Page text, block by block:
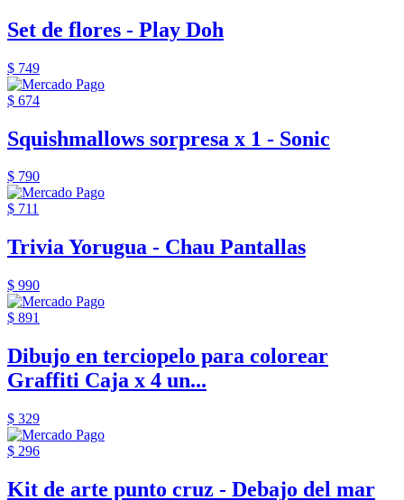
Set de flores - Play Doh
$ 749
$ 674
Squishmallows sorpresa x 1 - Sonic
$ 790
$ 711
Trivia Yorugua - Chau Pantallas
$ 990
$ 891
Dibujo en terciopelo para colorear
Graffiti Caja x 4 un...
$ 329
$ 296
Kit de arte punto cruz - Debajo del mar